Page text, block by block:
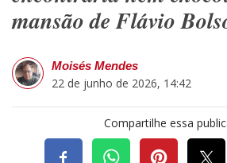
mansão de Flávio
Moisés Mendes
22 de junho de 2026, 14:42
Compartilhe essa